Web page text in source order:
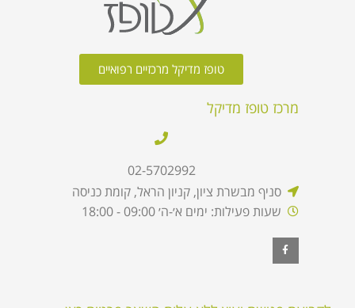
טופז מדיקל מרכזיים רפואיים
מרכז טופז מדיקל
02-5702992
סניף מבשרת ציון, קניון הראל, קומת כניסה
שעות פעילות: ימים א׳-ה׳ 09:00 - 18:00